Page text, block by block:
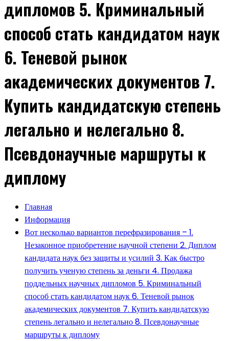
дипломов 5. Криминальный
способ стать кандидатом наук
6. Теневой рынок
академических документов 7.
Купить кандидатскую степень
легально и нелегально 8.
Псевдонаучные маршруты к
диплому
Главная
Информация
Вот несколько вариантов перефразирования – 1.
Незаконное приобретение научной степени 2. Диплом
кандидата наук без защиты и усилий 3. Как быстро
получить ученую степень за деньги 4. Продажа
поддельных научных дипломов 5. Криминальный
способ стать кандидатом наук 6. Теневой рынок
академических документов 7. Купить кандидатскую
степень легально и нелегально 8. Псевдонаучные
маршруты к диплому